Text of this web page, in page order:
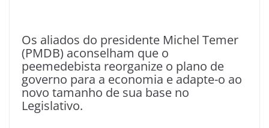
Os aliados do presidente Michel Temer
(PMDB) aconselham que o
peemedebista reorganize o plano de
governo para a economia e adapte-o ao
novo tamanho de sua base no
Legislativo.